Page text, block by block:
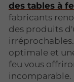
des tables à
fabricants
des produits
optimale et
feu vous
incomparable.